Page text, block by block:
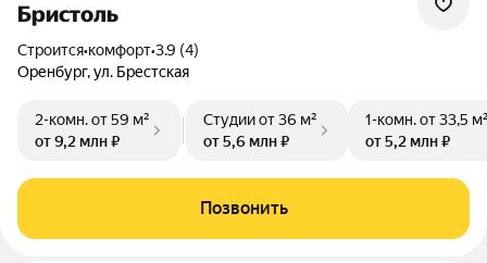
Бристоль
Строится•комфорт•3.9 (4)
Оренбург, ул. Брестская
2-комн.от 59 м²
от 9,2 млн ₽
Студииот 36 м²
от 5,6 млн ₽
1-комн.от 33,5
от 5,2 млн ₽
Позвонить